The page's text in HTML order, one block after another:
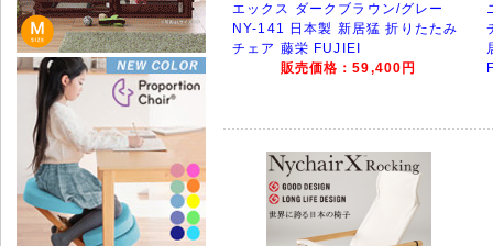
エックス ダークブラウン/グレー
NY-141 日本製 新居猛 折りたたみ
チェア 藤栄 FUJIEI
販売価格：59,400円